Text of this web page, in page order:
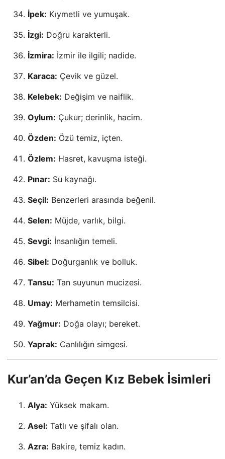
İpek: Kıymetli ve yumuşak.
İzgi: Doğru karakterli.
İzmira: İzmir ile ilgili; nadide.
Karaca: Çevik ve güzel.
Kelebek: Değişim ve naiflik.
Oylum: Çukur; derinlik, hacim.
Özden: Özü temiz, içten.
Özlem: Hasret, kavuşma isteği.
Pınar: Su kaynağı.
Seçil: Benzerleri arasında beğenil.
Selen: Müjde, varlık, bilgi.
Sevgi: İnsanlığın temeli.
Sibel: Doğurganlık ve bolluk.
Tansu: Tan suyunun mucizesi.
Umay: Merhametin temsilcisi.
Yağmur: Doğa olayı; bereket.
Yaprak: Canlılığın simgesi.
Kur’an’da Geçen Kız Bebek İsimleri
Alya: Yüksek makam.
Asel: Tatlı ve şifalı olan.
Azra: Bakire, temiz kadın.